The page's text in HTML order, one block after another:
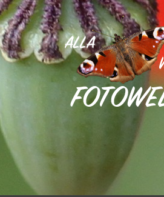
Skip
to
content